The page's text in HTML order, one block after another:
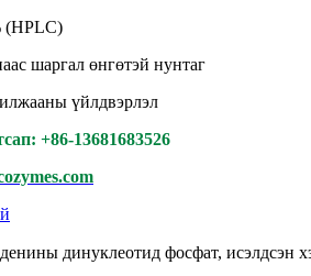
(HPLC)
шаргал өнгөтэй нунтаг
үйлдвэрлэл
+86-13681683526